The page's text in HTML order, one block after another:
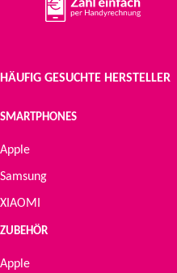
HÄUFIG GESUCHTE HERSTELLER
SMARTPHONES
Apple
Samsung
XIAOMI
ZUBEHÖR
Apple